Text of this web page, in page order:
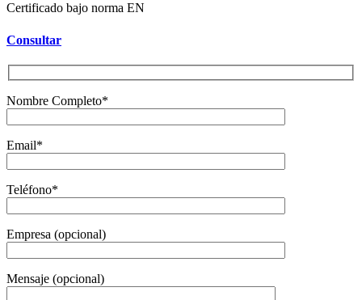
Certificado bajo norma EN
Consultar
Nombre Completo*
Email*
Teléfono*
Empresa (opcional)
Mensaje (opcional)